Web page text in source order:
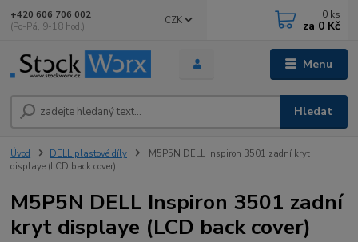
Menu
CZK
Hledat
+420 606 706 002
(Po-Pá, 9-18 hod.)
0 ks
za 0 Kč
Úvod DELL plastové díly
M5P5N DELL Inspiron 3501 zadní kryt
displaye (LCD back cover)
M5P5N DELL Inspiron 3501 zadní
kryt displaye (LCD back cover)